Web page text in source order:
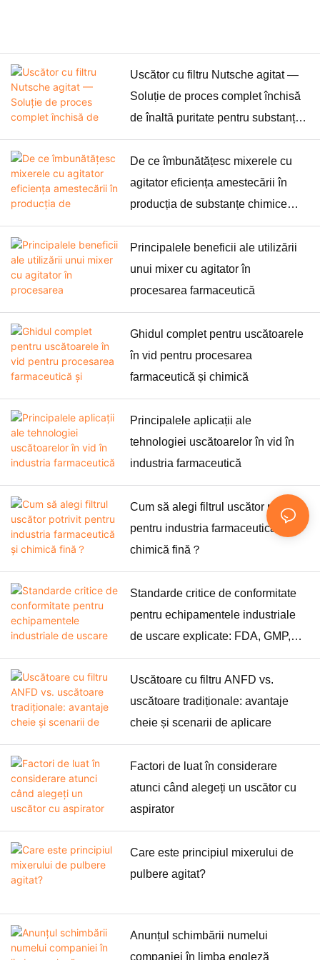
personalul de conducere rămân neschimbați, iar
procedurile de control al calității produselor vor continua
să funcționeze conform metodelor anterioare.
Dacă aveți întrebări, vă rugăm să ne contactați. Vă
mulțumim pentru sprijinul și încrederea dumneavoastră!
Cu sinceritate,
Wuxi Zhanghua Farmaceutice și Echipamente Chimice
Co., Ltd. 25 octombrie 2025
Uscător cu filtru Nutsche agitat —
Soluție de proces complet închisă
de înaltă puritate pentru substanțe
chimice electronice umede
semiconductoare
De ce îmbunătățesc mixerele cu
agitator eficiența amestecării în
producția de substanțe chimice
fine?
Principalele beneficii ale utilizării
unui mixer cu agitator în
procesarea farmaceutică
Ghidul complet pentru uscătoarele
în vid pentru procesarea
farmaceutică și chimică
Principalele aplicații ale
tehnologiei uscătoarelor în vid în
industria farmaceutică
Cum să alegi filtrul uscător potrivit
pentru industria farmaceutică și
chimică fină？
Standarde critice de conformitate
pentru echipamentele industriale
de uscare explicate: FDA, GMP,
CE, ATEX
Uscătoare cu filtru ANFD vs.
uscătoare tradiționale: avantaje
cheie și scenarii de aplicare
Factori de luat în considerare
atunci când alegeți un uscător cu
aspirator
Care este principiul mixerului de
pulbere agitat?
Anunțul schimbării numelui
companiei în limba engleză